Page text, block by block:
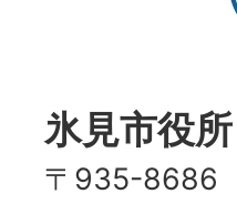
氷見市役所
〒935-8686